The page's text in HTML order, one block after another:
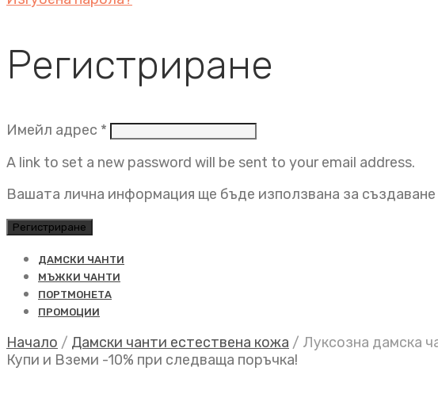
Регистриране
Имейл адрес * Задължително
A link to set a new password will be sent to your email address.
Вашата лична информация ще бъде използвана за
Регистриране
ДАМСКИ ЧАНТИ
МЪЖКИ ЧАНТИ
ПОРТМОНЕТА
ПРОМОЦИИ
Начало / Дамски чанти естествена кожа / Луксозна дамска
Купи и Вземи -10% при следваща поръчка!